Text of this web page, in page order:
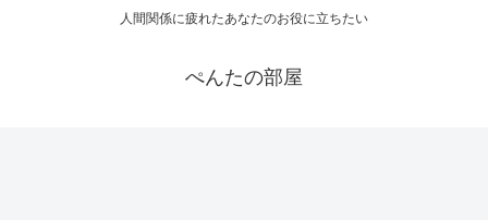
人間関係に疲れたあなたのお役に立ちたい
ぺんたの部屋